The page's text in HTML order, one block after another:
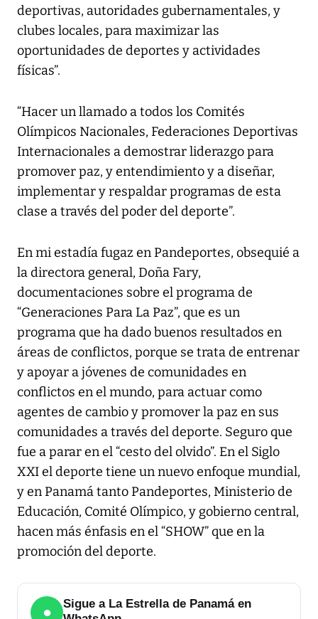
deportivas, autoridades gubernamentales, y
clubes locales, para maximizar las
oportunidades de deportes y actividades
físicas”.
“Hacer un llamado a todos los Comités
Olímpicos Nacionales, Federaciones Deportivas
Internacionales a demostrar liderazgo para
promover paz, y entendimiento y a diseñar,
implementar y respaldar programas de esta
clase a través del poder del deporte”.
En mi estadía fugaz en Pandeportes, obsequié a
la directora general, Doña Fary,
documentaciones sobre el programa de
“Generaciones Para La Paz”, que es un
programa que ha dado buenos resultados en
áreas de conflictos, porque se trata de entrenar
y apoyar a jóvenes de comunidades en
conflictos en el mundo, para actuar como
agentes de cambio y promover la paz en sus
comunidades a través del deporte. Seguro que
fue a parar en el “cesto del olvido”. En el Siglo
XXI el deporte tiene un nuevo enfoque mundial,
y en Panamá tanto Pandeportes, Ministerio de
Educación, Comité Olímpico, y gobierno central,
hacen más énfasis en el “SHOW” que en la
promoción del deporte.
●
Sigue a La Estrella de Panamá en